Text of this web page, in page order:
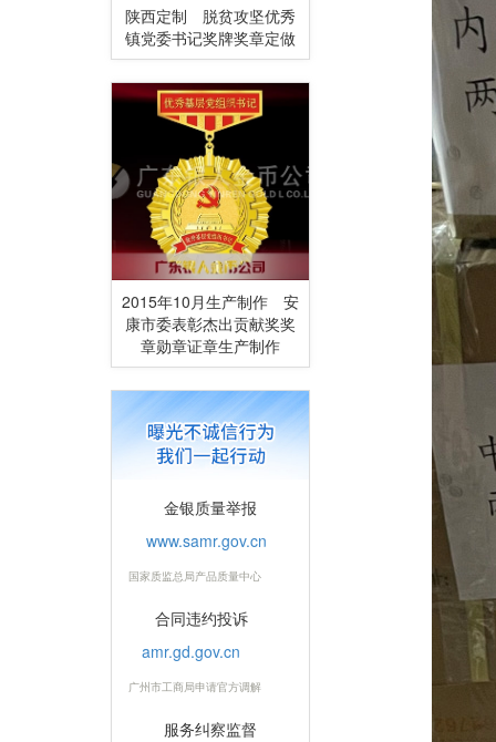
陕西定制 脱贫攻坚优秀
镇党委书记奖牌奖章定做
2015年10月生产制作 安
康市委表彰杰出贡献奖奖
章勋章证章生产制作
金银质量举报
www.samr.gov.cn
国家质监总局产品质量中心
合同违约投诉
amr.gd.gov.cn
广州市工商局申请官方调解
服务纠察监督